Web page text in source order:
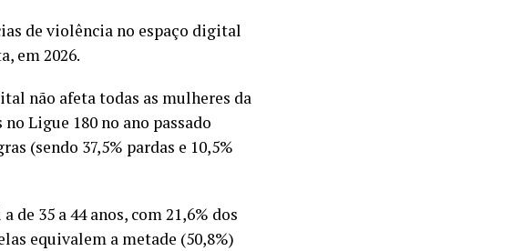
de violência no espaço digital
em 2026.
não afeta todas as mulheres da
Ligue 180 no ano passado
(sendo 37,5% pardas e 10,5%
35 a 44 anos, com 21,6% dos
equivalem a metade (50,8%)